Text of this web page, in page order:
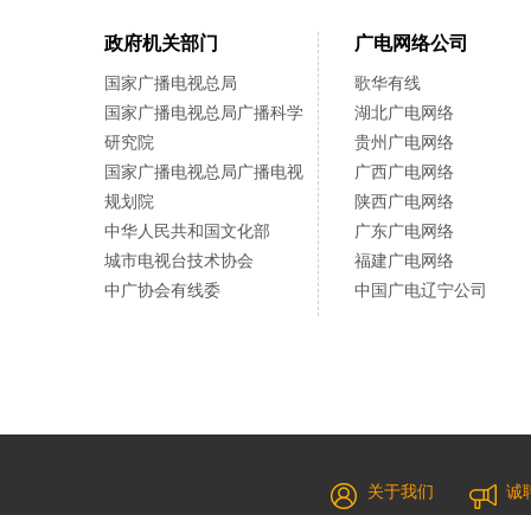
政府机关部门
国家广播电视总局
国家广播电视总局广播科学
研究院
国家广播电视总局广播电视
规划院
中华人民共和国文化部
城市电视台技术协会
中广协会有线委
广电网络公司
歌华有线
湖北广电网络
贵州广电网络
广西广电网络
陕西广电网络
广东广电网络
福建广电网络
中国广电辽宁公司
关于我们 诚